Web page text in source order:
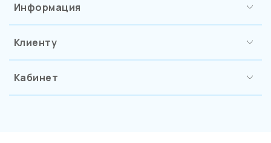
Информация
Клиенту
Кабинет